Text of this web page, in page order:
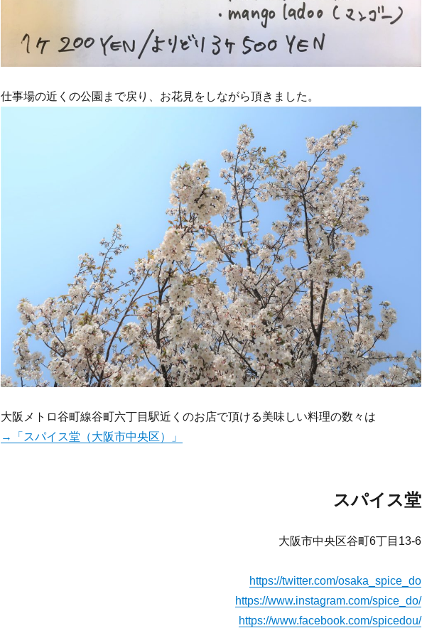
仕事場の近くの公園まで戻り、お花見をしながら頂きました。
大阪メトロ谷町線谷町六丁目駅近くのお店で頂ける美味しい料理の数々は
→「スパイス堂（大阪市中央区）」
スパイス堂
大阪市中央区谷町6丁目13-6
https://twitter.com/osaka_spice_do
https://www.instagram.com/spice_do/
https://www.facebook.com/spicedou/